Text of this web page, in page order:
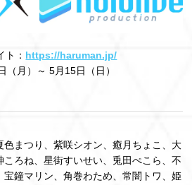
ト： https://haruman.jp/
（月）～ 5月15日（日）
色まつり、紫咲シオン、癒月ちょこ、大
ろね、星街すいせい、兎田ぺこら、不
鐘マリン、角巻わため、常闇トワ、姫